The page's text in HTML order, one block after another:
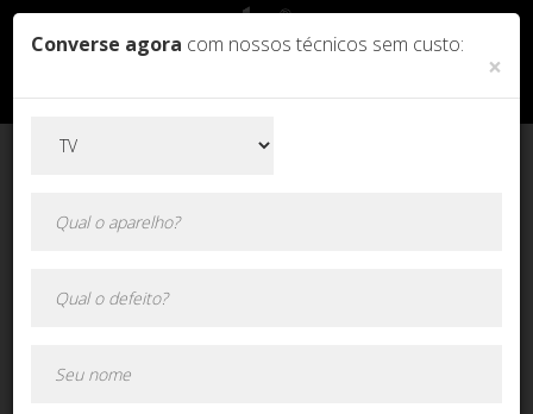
Converse agora com nossos técnicos sem custo:
×